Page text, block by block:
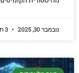
נובמבר 30, 2025